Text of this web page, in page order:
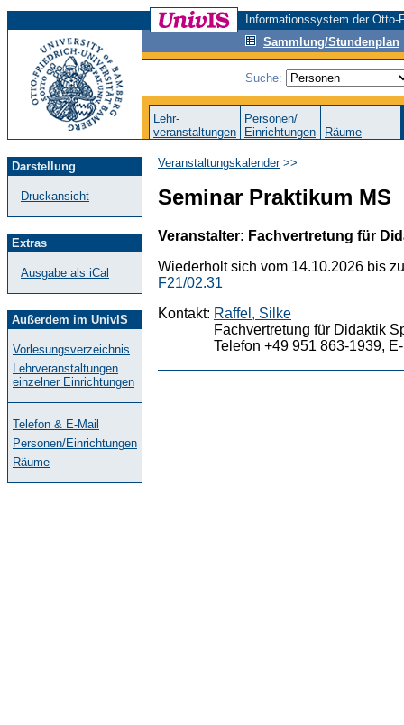
Informationssystem der
Sammlung/Stundenplan
Suche:
Lehr-
veranstaltungen
Personen/
Einrichtungen
Räume
Darstellung
Druckansicht
Extras
Ausgabe als iCal
Außerdem im UnivIS
Vorlesungsverzeichnis
Lehrveranstaltungen
einzelner Einrichtungen
Telefon & E-Mail
Personen/Einrichtungen
Räume
Veranstaltungskalender>>
Seminar Praktikum MS
Veranstalter: Fachvertretung für
Wiederholt sich vom 14.10.2026 bis
F21/02.31
Kontakt: Raffel, Silke
Fachvertretung für Didaktik
Telefon +49 951 863-1939,